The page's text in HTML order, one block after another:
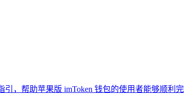
，帮助苹果版 imToken 钱包的使用者能够顺利完